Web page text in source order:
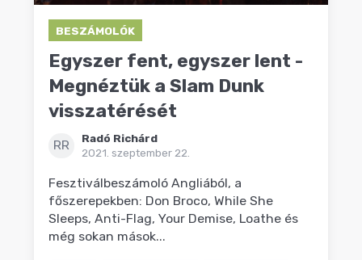
BESZÁMOLÓK
Egyszer fent, egyszer lent -
Megnéztük a Slam Dunk
visszatérését
RR
Radó Richárd
2021. szeptember 22.
Fesztiválbeszámoló Angliából, a
főszerepekben: Don Broco, While She
Sleeps, Anti-Flag, Your Demise, Loathe és
még sokan mások...